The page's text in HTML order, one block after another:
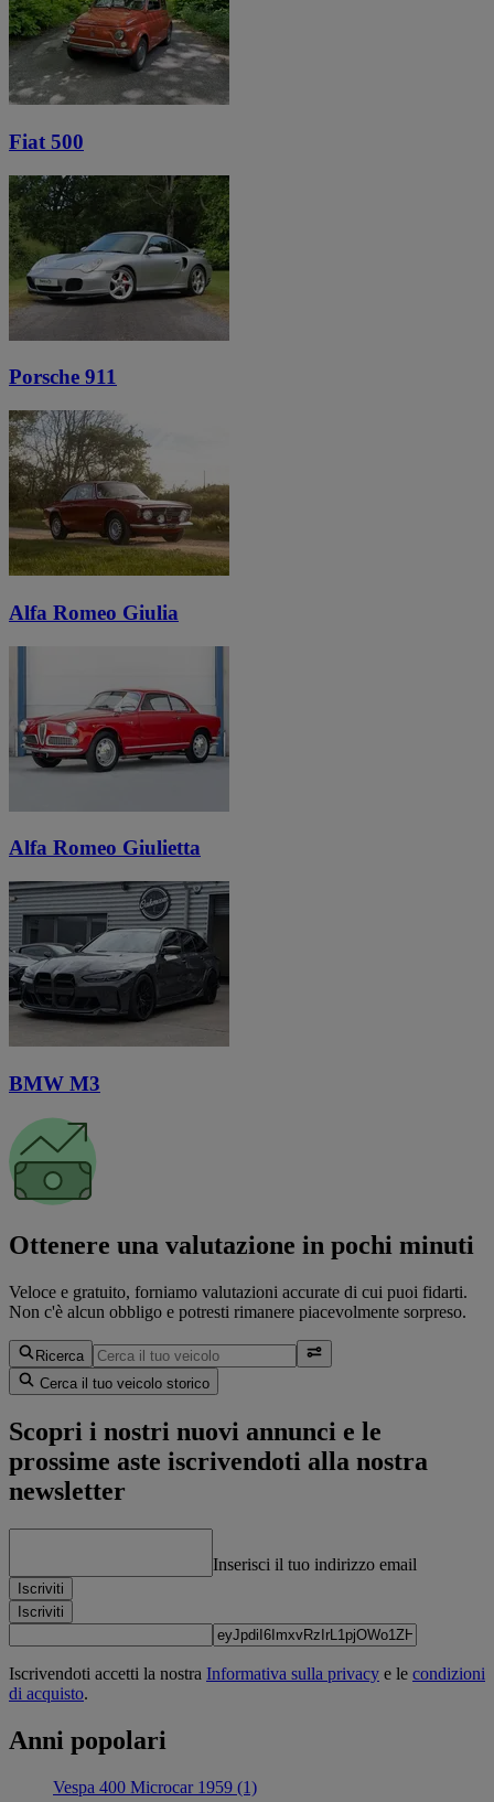
Fiat 500
Porsche 911
Alfa Romeo Giulia
Alfa Romeo Giulietta
BMW M3
Ottenere una valutazione in pochi minuti
Veloce e gratuito, forniamo valutazioni accurate di cui puoi fidarti.
Non c'è alcun obbligo e potresti rimanere piacevolmente sorpreso.
Ricerca
Cerca il tuo veicolo storico
Scopri i nostri nuovi annunci e le
prossime aste iscrivendoti alla nostra
newsletter
Inserisci il tuo indirizzo email
Iscriviti
Iscriviti
Iscrivendoti accetti la nostra Informativa sulla privacy e le condizioni
di acquisto.
Anni popolari
Vespa 400 Microcar 1959 (1)